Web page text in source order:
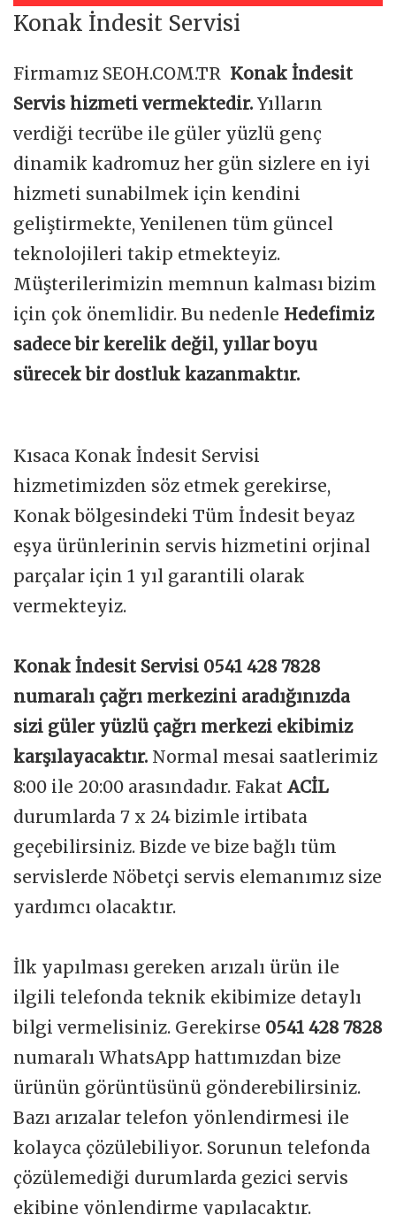
Konak İndesit Servisi
Firmamız SEOH.COM.TR Konak İndesit
Servis hizmeti vermektedir. Yılların
verdiği tecrübe ile güler yüzlü genç
dinamik kadromuz her gün sizlere en iyi
hizmeti sunabilmek için kendini
geliştirmekte, Yenilenen tüm güncel
teknolojileri takip etmekteyiz.
Müşterilerimizin memnun kalması bizim
için çok önemlidir. Bu nedenle Hedefimiz
sadece bir kerelik değil, yıllar boyu
sürecek bir dostluk kazanmaktır.
Kısaca Konak İndesit Servisi
hizmetimizden söz etmek gerekirse,
Konak bölgesindeki Tüm İndesit beyaz
eşya ürünlerinin servis hizmetini orjinal
parçalar için 1 yıl garantili olarak
vermekteyiz.
Konak İndesit Servisi 0541 428 7828
numaralı çağrı merkezini aradığınızda
sizi güler yüzlü çağrı merkezi ekibimiz
karşılayacaktır. Normal mesai saatlerimiz
8:00 ile 20:00 arasındadır. Fakat ACİL
durumlarda 7 x 24 bizimle irtibata
geçebilirsiniz. Bizde ve bize bağlı tüm
servislerde Nöbetçi servis elemanımız size
yardımcı olacaktır.
İlk yapılması gereken arızalı ürün ile
ilgili telefonda teknik ekibimize detaylı
bilgi vermelisiniz. Gerekirse 0541 428 7828
numaralı WhatsApp hattımızdan bize
ürünün görüntüsünü gönderebilirsiniz.
Bazı arızalar telefon yönlendirmesi ile
kolayca çözülebiliyor. Sorunun telefonda
çözülemediği durumlarda gezici servis
ekibine yönlendirme yapılacaktır.